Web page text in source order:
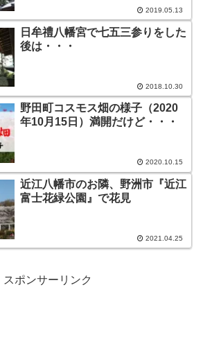
2019.05.13
日牟禮八幡宮で七五三参りをした
後は・・・
2018.10.30
野田町コスモス畑の様子（2020
年10月15日）満開だけど・・・
2020.10.15
近江八幡市のお隣、野洲市『近江
富士花緑公園』で花見
2021.04.25
スポンサーリンク